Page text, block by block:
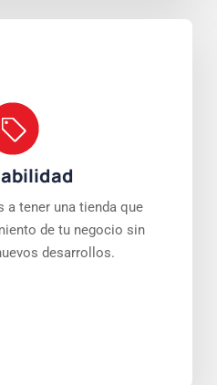
a tener una tienda que
de tu negocio sin
desarrollos.